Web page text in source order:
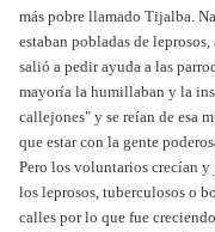
más pobre llamado Tijalba.
estaban pobladas de
salió a pedir ayuda a las
mayoría la humillaban y la
callejones" y se reían de esa
que estar con la gente
Pero los voluntarios crecían y
los leprosos, tuberculosos o
calles por lo que fue